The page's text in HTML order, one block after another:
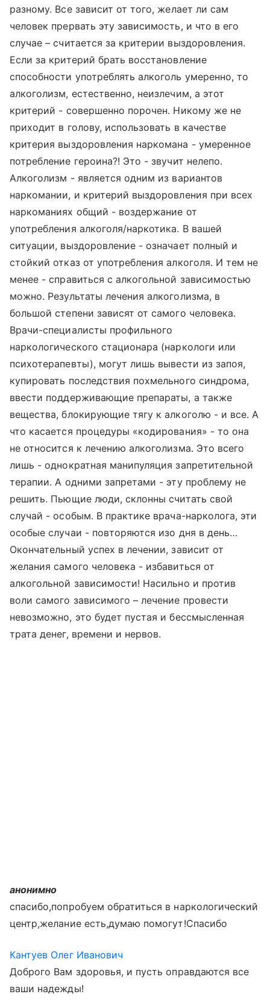
разному. Все зависит от того, желает ли сам
человек прервать эту зависимость, и что в его
случае – считается за критерии выздоровления.
Если за критерий брать восстановление
способности употреблять алкоголь умеренно, то
алкоголизм, естественно, неизлечим, а этот
критерий - совершенно порочен. Никому же не
приходит в голову, использовать в качестве
критерия выздоровления наркомана - умеренное
потребление героина?! Это - звучит нелепо.
Алкоголизм - является одним из вариантов
наркомании, и критерий выздоровления при всех
наркоманиях общий - воздержание от
употребления алкоголя/наркотика. В вашей
ситуации, выздоровление - означает полный и
стойкий отказ от употребления алкоголя. И тем не
менее - справиться с алкогольной зависимостью
можно. Результаты лечения алкоголизма, в
большой степени зависят от самого человека.
Врачи-специалисты профильного
наркологического стационара (наркологи или
психотерапевты), могут лишь вывести из запоя,
купировать последствия похмельного синдрома,
ввести поддерживающие препараты, а также
вещества, блокирующие тягу к алкоголю - и все. А
что касается процедуры «кодирования» - то она
не относится к лечению алкоголизма. Это всего
лишь - однократная манипуляция запретительной
терапии. А одними запретами - эту проблему не
решить. Пьющие люди, склонны считать свой
случай - особым. В практике врача-нарколога, эти
особые случаи - повторяются изо дня в день…
Окончательный успех в лечении, зависит от
желания самого человека - избавиться от
алкогольной зависимости! Насильно и против
воли самого зависимого – лечение провести
невозможно, это будет пустая и бессмысленная
трата денег, времени и нервов.
анонимно
спасибо,попробуем обратиться в наркологический
центр,желание есть,думаю помогут!Спасибо
Кантуев Олег Иванович
Доброго Вам здоровья, и пусть оправдаются все
ваши надежды!